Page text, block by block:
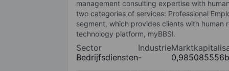
management consulting expertise with
two categories of services: Professional
segment, which provides clients with human
technology platform, myBBSI.
Sector
Bedrijfsdiensten
Industrie
-